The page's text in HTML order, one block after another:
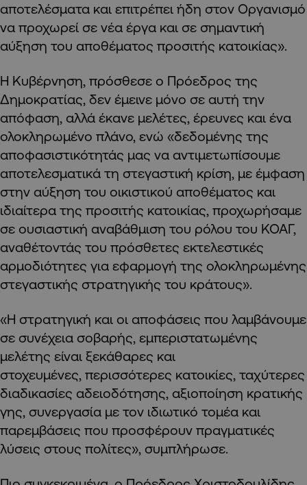
αποτελέσματα και επιτρέπει ήδη στον Οργανισμό
να προχωρεί σε νέα έργα και σε σημαντική
αύξηση του αποθέματος προσιτής κατοικίας».
Η Κυβέρνηση, πρόσθεσε ο Πρόεδρος της
Δημοκρατίας, δεν έμεινε μόνο σε αυτή την
απόφαση, αλλά έκανε μελέτες, έρευνες και ένα
ολοκληρωμένο πλάνο, ενώ «δεδομένης της
αποφασιστικότητάς μας να αντιμετωπίσουμε
αποτελεσματικά τη στεγαστική κρίση, με έμφαση
στην αύξηση του οικιστικού αποθέματος και
ιδιαίτερα της προσιτής κατοικίας, προχωρήσαμε
σε ουσιαστική αναβάθμιση του ρόλου του ΚΟΑΓ,
αναθέτοντάς του πρόσθετες εκτελεστικές
αρμοδιότητες για εφαρμογή της ολοκληρωμένης
στεγαστικής στρατηγικής του κράτους».
«Η στρατηγική και οι αποφάσεις που λαμβάνουμε
σε συνέχεια σοβαρής, εμπεριστατωμένης
μελέτης είναι ξεκάθαρες και
στοχευμένες, περισσότερες κατοικίες, ταχύτερες
διαδικασίες αδειοδότησης, αξιοποίηση κρατικής
γης, συνεργασία με τον ιδιωτικό τομέα και
παρεμβάσεις που προσφέρουν πραγματικές
λύσεις στους πολίτες», συμπλήρωσε.